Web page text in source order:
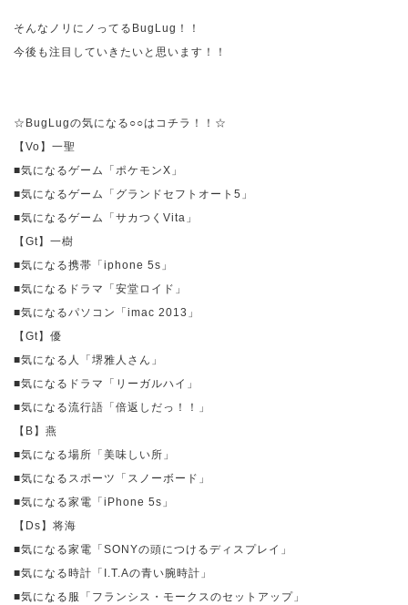
そんなノリにノってる BugLug ！！
今後も注目していきたいと思います！！
☆ BugLugの気になる○○はコチラ！！☆
【Vo】一聖
■気になるゲーム「ポケモンX 」
■気になるゲーム「グランドセフトオート 5 」
■気になるゲーム「サカつく Vita 」
【Gt】一樹
■気になる携帯「iphone 5s 」
■気になるドラマ「安堂ロイド」
■気になるパソコン「imac 2013 」
【Gt】優
■気になる人「堺雅人さん」
■気になるドラマ「リーガルハイ」
■気になる流行語「倍返しだっ！！」
【 B】燕
■気になる場所「美味しい所」
■気になるスポーツ「スノーボード」
■気になる家電「iPhone 5s 」
【 Ds】将海
■気になる家電「SONYの頭につけるディスプレイ」
■気になる時計「 I.T.Aの青い腕時計」
■気になる服「フランシス・モークスのセットアップ」